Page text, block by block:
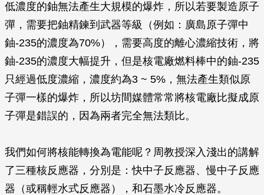
低濃度的鈾無法產生大規模的爆炸，所以若要製造原子
彈，需要把鈾精鍊到武器等級（例如：廣島原子彈中
鈾-235的濃度為70%），需要高度的離心濃縮技術，將
鈾-235的濃度大幅提升，但是核電廠燃料棒中的鈾-235
只經過低度濃縮，濃度約為3 ~ 5%，無法產生類似原
子彈一樣的爆炸，所以坊間媒體常常將核電廠比擬成原
子彈是錯誤的，因為兩者完全無法類比。
我們如何將核能轉換為電能呢？周教授深入淺出的講解
了三種核反應器，分別是：快中子反應器、慢中子反應
器（或稱輕水式反應器），和石墨水冷反應器。